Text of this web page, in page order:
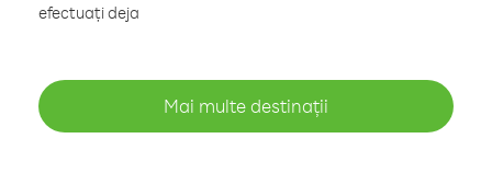
efectuați deja
Mai multe destinații